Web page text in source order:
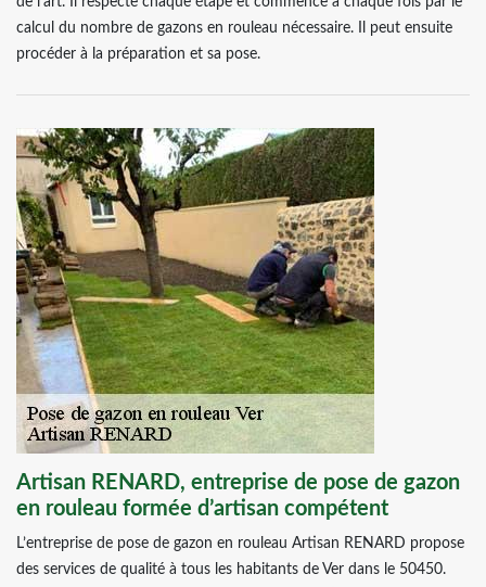
calcul du nombre de gazons en rouleau nécessaire. Il peut ensuite
procéder à la préparation et sa pose.
Artisan RENARD, entreprise de pose de gazon
en rouleau formée d’artisan compétent
L’entreprise de pose de gazon en rouleau Artisan RENARD propose
des services de qualité à tous les habitants de Ver dans le 50450.